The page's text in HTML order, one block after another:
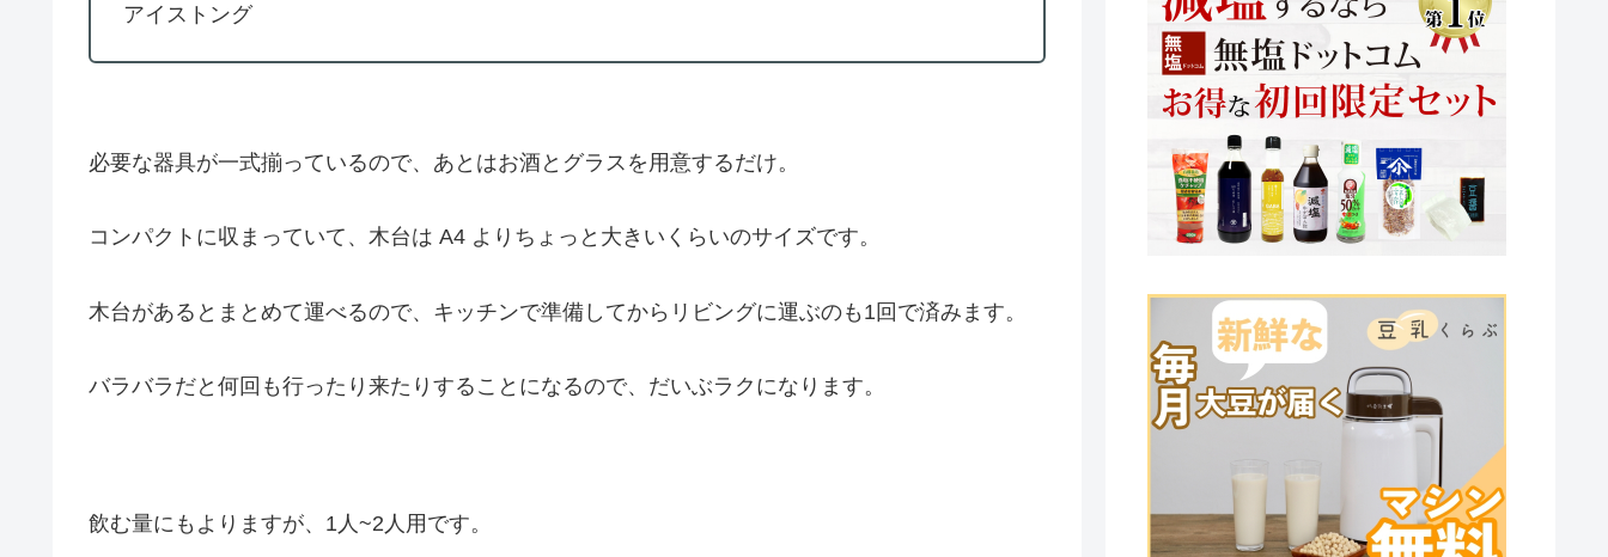
アイストング
必要な器具が一式揃っているので、あとはお酒とグラスを用意するだけ。
コンパクトに収まっていて、木台は A4 よりちょっと大きいくらいのサイズです。
木台があるとまとめて運べるので、キッチンで準備してからリビングに運ぶのも1回で済みます。
バラバラだと何回も行ったり来たりすることになるので、だいぶラクになります。
飲む量にもよりますが、1人~2人用です。